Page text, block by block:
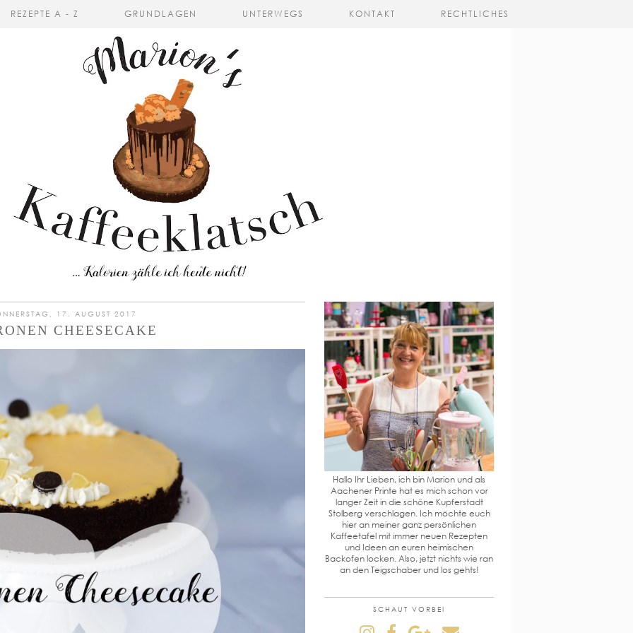
REZEPTE A - Z GRUNDLAGEN UNTERWEGS KONTAKT RECHTLICHES
17. AUGUST 2017
CHEESECAKE
Hallo Ihr Lieben, ich bin Marion und als
Aachener Printe hat es mich schon vor
langer Zeit in die schöne Kupferstadt
Stolberg verschlagen. Ich möchte euch
hier an meiner ganz persönlichen
Kaffeetafel mit immer neuen Rezepten
und Ideen an euren heimischen
Backofen locken. Also, jetzt nichts wie ran
an den Teigschaber und los gehts!
SCHAUT VORBEI